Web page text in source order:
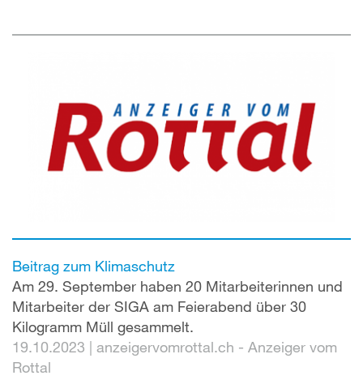
Beitrag zum Klimaschutz
Am 29. September haben 20 Mitarbeiterinnen und
Mitarbeiter der SIGA am Feierabend über 30
Kilogramm Müll gesammelt.
19.10.2023 | anzeigervomrottal.ch - Anzeiger vom
Rottal